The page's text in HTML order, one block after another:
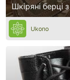
Шкіряні
Ukono